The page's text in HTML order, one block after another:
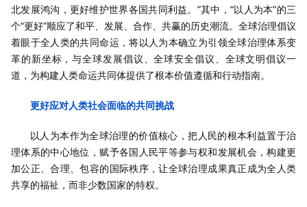
北发展鸿沟，更好维护世界各国共同利益。”其中，“以人为本”的三
个“更好”顺应了和平、发展、合作、共赢的历史潮流。全球治理倡议
着眼于全人类的共同命运，将以人为本确立为引领全球治理体系变
革的新坐标，与全球发展倡议、全球安全倡议、全球文明倡议一
道，为构建人类命运共同体提供了根本价值遵循和行动指南。
更好应对人类社会面临的共同挑战
以人为本作为全球治理的价值核心，把人民的根本利益置于治
理体系的中心地位，赋予各国人民平等参与权和发展机会，构建更
加公正、合理、包容的国际秩序，让全球治理成果真正成为全人类
共享的福祉，而非少数国家的特权。